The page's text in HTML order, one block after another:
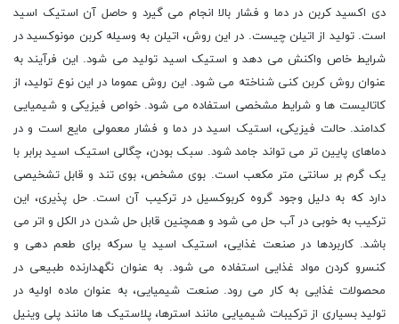
دی اکسید کربن در دما و فشار بالا انجام می گیرد و حاصل آن استیک اسید
است. تولید از اتیلن چیست. در این روش، اتیلن به وسیله کربن مونوکسید در
شرایط خاص واکنش می دهد و استیک اسید تولید می شود. این فرآیند به
عنوان روش کربن کنی شناخته می شود. این روش عموما در این نوع تولید، از
کاتالیست ها و شرایط مشخصی استفاده می شود. خواص فیزیکی و شیمیایی
کدامند. حالت فیزیکی، استیک اسید در دما و فشار معمولی مایع است و در
دماهای پایین تر می تواند جامد شود. سبک بودن، چگالی استیک اسید برابر با
یک گرم بر سانتی متر مکعب است. بوی مشخص، بوی تند و قابل تشخیصی
دارد که به دلیل وجود گروه کربوکسیل در ترکیب آن است. حل پذیری، این
ترکیب به خوبی در آب حل می شود و همچنین قابل حل شدن در الکل و اتر می
باشد. کاربردها در صنعت غذایی، استیک اسید یا سرکه برای طعم دهی و
کنسرو کردن مواد غذایی استفاده می شود. به عنوان نگهدارنده طبیعی در
محصولات غذایی به کار می رود. صنعت شیمیایی، به عنوان ماده اولیه در
تولید بسیاری از ترکیبات شیمیایی مانند استرها، پلاستیک ها مانند پلی وینیل